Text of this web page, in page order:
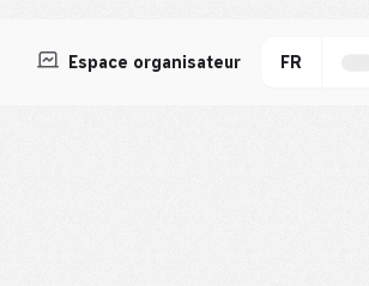
Espace organisateur FR